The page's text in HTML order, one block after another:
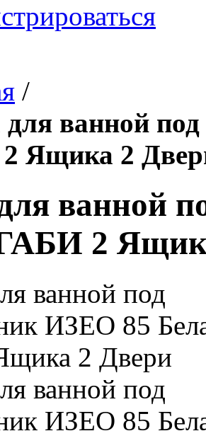
/
для ванной
Ящика 2
ванной
2